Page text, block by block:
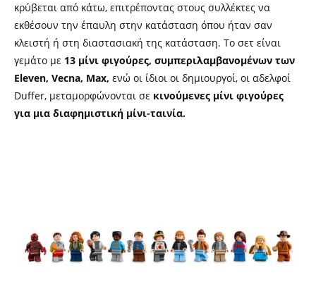
κρύβεται από κάτω, επιτρέποντας στους συλλέκτες να
εκθέσουν την έπαυλη στην κατάσταση όπου ήταν σαν
κλειστή ή στη διαστασιακή της κατάσταση. Το σετ είναι
γεμάτο με 13 μίνι φιγούρες, συμπεριλαμβανομένων των
Eleven, Vecna, Max, ενώ οι ίδιοι οι δημιουργοί, οι αδελφοί
Duffer, μεταμορφώνονται σε κινούμενες μίνι φιγούρες
για μια διαφημιστική μίνι-ταινία.